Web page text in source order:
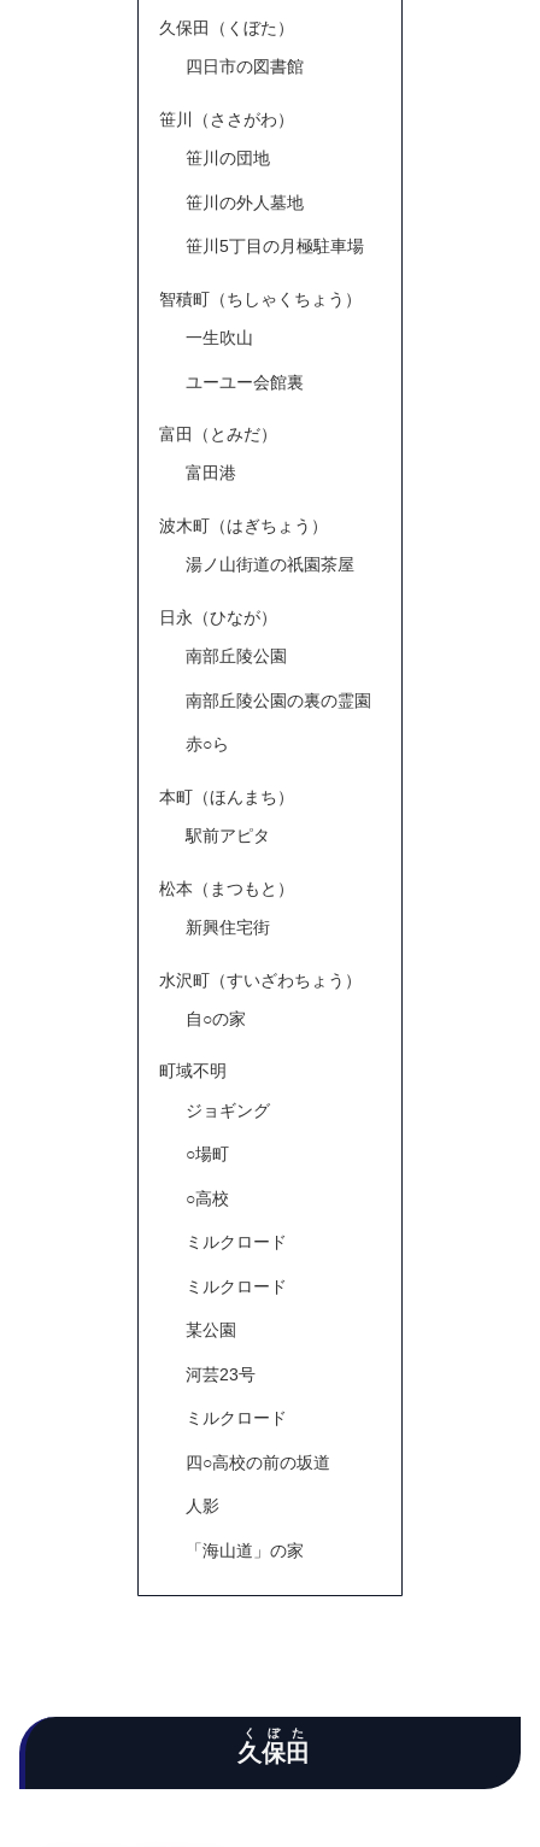
久保田（くぼた）
四日市の図書館
笹川（ささがわ）
笹川の団地
笹川の外人墓地
笹川5丁目の月極駐車場
智積町（ちしゃくちょう）
一生吹山
ユーユー会館裏
富田（とみだ）
富田港
波木町（はぎちょう）
湯ノ山街道の祇園茶屋
日永（ひなが）
南部丘陵公園
南部丘陵公園の裏の霊園
赤○ら
本町（ほんまち）
駅前アピタ
松本（まつもと）
新興住宅街
水沢町（すいざわちょう）
自○の家
町域不明
ジョギング
○場町
○高校
ミルクロード
ミルクロード
某公園
河芸23号
ミルクロード
四○高校の前の坂道
人影
「海山道」の家
久保田
くぼた